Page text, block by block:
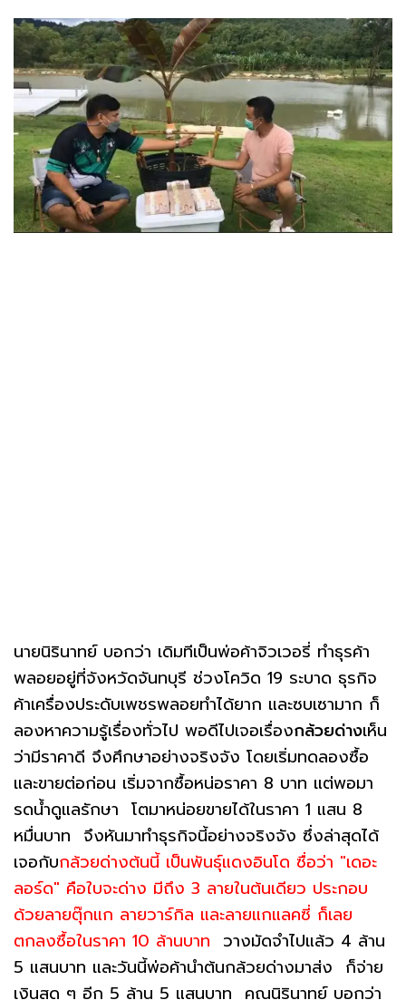
นายนิรินาทย์ บอกว่า เดิมทีเป็นพ่อค้าจิวเวอรี่ ทำธุรค้า
พลอยอยู่ที่จังหวัดจันทบุรี ช่วงโควิด 19 ระบาด ธุรกิจ
ค้าเครื่องประดับเพชรพลอยทำได้ยาก และซบเซามาก ก็
ลองหาความรู้เรื่องทั่วไป พอดีไปเจอเรื่องกล้วยด่างเห็น
ว่ามีราคาดี จึงศึกษาอย่างจริงจัง โดยเริ่มทดลองซื้อ
และขายต่อก่อน เริ่มจากซื้อหน่อราคา 8 บาท แต่พอมา
รดน้ำดูแลรักษา โตมาหน่อยขายได้ในราคา 1 แสน 8
หมื่นบาท จึงหันมาทำธุรกิจนี้อย่างจริงจัง ซึ่งล่าสุดได้
เจอกับกล้วยด่างต้นนี้ เป็นพันธุ์แดงอินโด ซื่อว่า "เดอะ
ลอร์ด" คือใบจะด่าง มีถึง 3 ลายในต้นเดียว ประกอบ
ด้วยลายตุ๊กแก ลายวาร์กิล และลายแกแลคซี่ ก็เลย
ตกลงซื้อในราคา 10 ล้านบาท วางมัดจำไปแล้ว 4 ล้าน
5 แสนบาท และวันนี้พ่อค้านำต้นกล้วยด่างมาส่ง ก็จ่าย
เงินสด ๆ อีก 5 ล้าน 5 แสนบาท คุณนิรินาทย์ บอกว่า